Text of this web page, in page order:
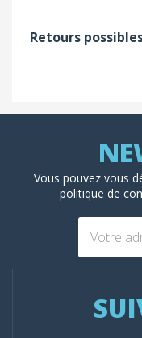
Retours
Vous pouvez vous
politique de